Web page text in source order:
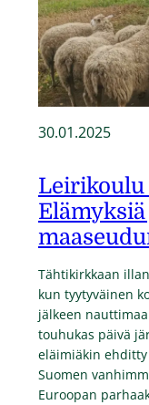
30.01.2025
Leirikoulu
Tähtikirkkaan
kun tyytyväinen
jälkeen
touhukas päivä
eläimiäkin
Suomen
Euroopan